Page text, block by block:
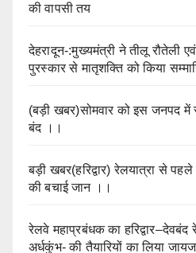
की वापसी तय
देहरादून-:मुख्यमंत्री ने तीलू रौतेली
पुरस्कार से मातृशक्ति को किया
(बड़ी खबर)सोमवार को इस जनपद
बंद ।।
बड़ी खबर(हरिद्वार) रेलयात्रा से
की बचाई जान ।।
रेलवे महाप्रबंधक का हरिद्वार–देवबंद
अर्धकुंभ- की तैयारियों का लिया